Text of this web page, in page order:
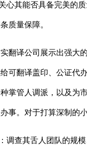
其能否具备完美的质
质量保障。
译公司展示出强大的
可翻译盖印、公证代
掌管人调派，以及为
事。对于打算深制的
查其舌人团队的规模